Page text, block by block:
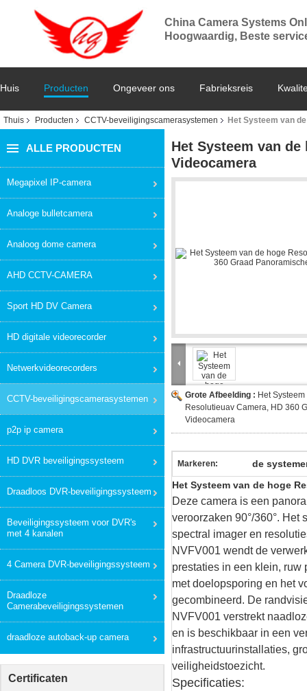
China Camera Systems
Hoogwaardig, Beste
Huis Producten Ongeveer ons Fabrieksreis
Thuis Producten CCTV-beveiligingscamerasystemen Het Systeem van
ALLE PRODUCTEN
Megapixel IP-camera
Analoge bulletcamera
Analoog dome camera
AHD CCTV-CAMERA
Sport HD DV Camera
HD digitale videorecorder
Netwerkvideorecorders
CCTV-beveiligingscamerasystemen
p2p ip camera
HD DVR beveiligingssysteem
Draadloos DVR-beveiligingssysteem
Beveiligingssysteem voor DVR's
met 4 kanalen
4 Camera DVR-beveiligingssysteem
Draadloze
Camerabeveiligingssystemen
draadloze autoback-up camera
Certificaten
Het Systeem van de
Videocamera
Grote Afbeelding : Het
Resolutieuav Camera, HD 360
Videocamera
Markeren:
de
Het Systeem van de hoge
Deze camera is een
veroorzaken 90°/360°.
spectral imager en
NVFV001 wendt de
prestaties in een klein, ruw
met doelopsporing en het
gecombineerd. De
NVFV001 verstrekt
en is beschikbaar in een
infrastructuurinstallaties,
veiligheidstoezicht.
Specificaties: